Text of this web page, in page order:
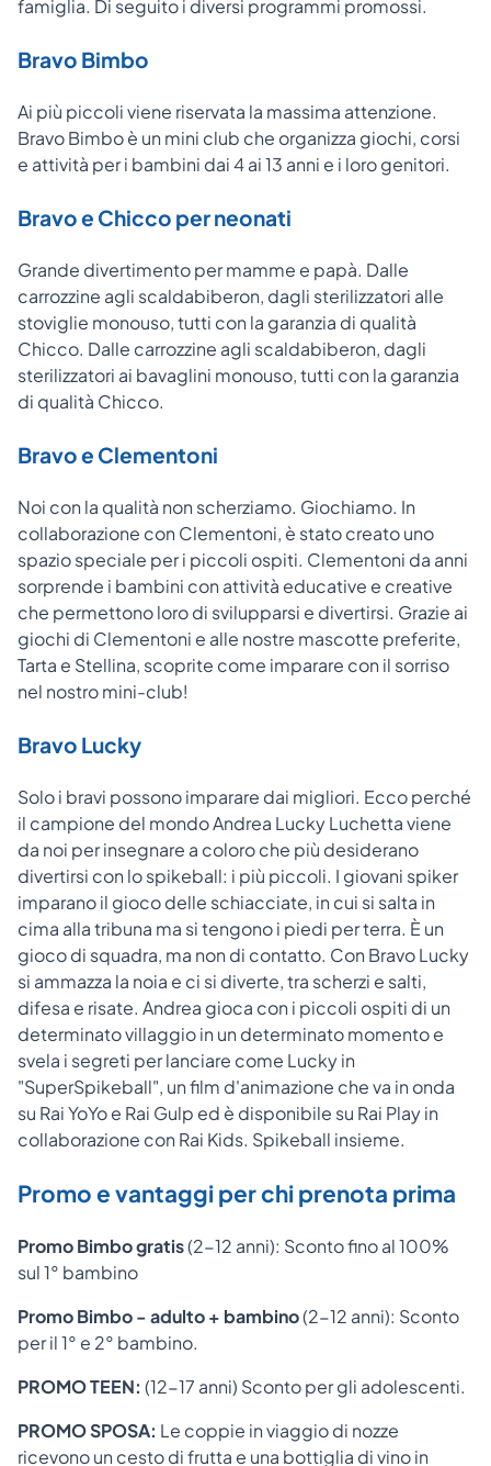
famiglia. Di seguito i diversi programmi promossi.
Bravo Bimbo
Ai più piccoli viene riservata la massima attenzione.
Bravo Bimbo è un mini club che organizza giochi, corsi
e attività per i bambini dai 4 ai 13 anni e i loro genitori.
Bravo e Chicco per neonati
Grande divertimento per mamme e papà. Dalle
carrozzine agli scaldabiberon, dagli sterilizzatori alle
stoviglie monouso, tutti con la garanzia di qualità
Chicco. Dalle carrozzine agli scaldabiberon, dagli
sterilizzatori ai bavaglini monouso, tutti con la garanzia
di qualità Chicco.
Bravo e Clementoni
Noi con la qualità non scherziamo. Giochiamo. In
collaborazione con Clementoni, è stato creato uno
spazio speciale per i piccoli ospiti. Clementoni da anni
sorprende i bambini con attività educative e creative
che permettono loro di svilupparsi e divertirsi. Grazie ai
giochi di Clementoni e alle nostre mascotte preferite,
Tarta e Stellina, scoprite come imparare con il sorriso
nel nostro mini-club!
Bravo Lucky
Solo i bravi possono imparare dai migliori. Ecco perché
il campione del mondo Andrea Lucky Luchetta viene
da noi per insegnare a coloro che più desiderano
divertirsi con lo spikeball: i più piccoli. I giovani spiker
imparano il gioco delle schiacciate, in cui si salta in
cima alla tribuna ma si tengono i piedi per terra. È un
gioco di squadra, ma non di contatto. Con Bravo Lucky
si ammazza la noia e ci si diverte, tra scherzi e salti,
difesa e risate. Andrea gioca con i piccoli ospiti di un
determinato villaggio in un determinato momento e
svela i segreti per lanciare come Lucky in
"SuperSpikeball", un film d'animazione che va in onda
su Rai YoYo e Rai Gulp ed è disponibile su Rai Play in
collaborazione con Rai Kids. Spikeball insieme.
Promo e vantaggi per chi prenota prima
Promo Bimbo gratis(2-12 anni): Sconto fino al 100%
sul 1° bambino
Promo Bimbo - adulto + bambino(2-12 anni): Sconto
per il 1° e 2° bambino.
PROMO TEEN: (12-17 anni) Sconto per gli adolescenti.
PROMO SPOSA: Le coppie in viaggio di nozze
ricevono un cesto di frutta e una bottiglia di vino in